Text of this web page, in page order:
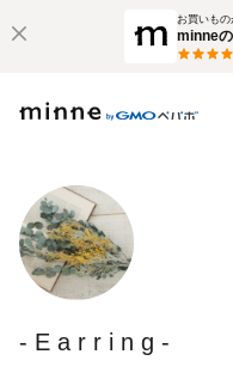
お買いも
minne
- E a r r i n g -